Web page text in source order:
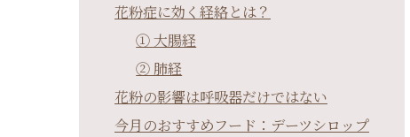
花粉症に効く経絡とは？
① 大腸経
② 肺経
花粉の影響は呼吸器だけではない
今月のおすすめフード：デーツシロップ